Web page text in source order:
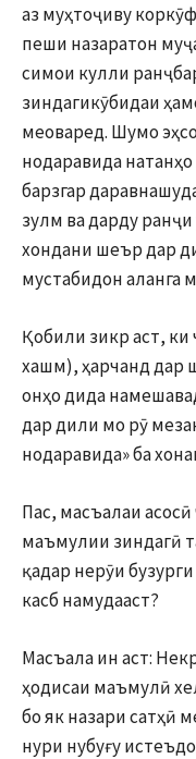
аз муҳтоҷиву
пеши назаратон
симои кулли
зиндагикӯбидаи
меоваред. Шумо
нодаравида
барзгар
зулм ва дарду
хондани шеър дар
мустабидон аланга
Қобили зикр аст, ки
хашм), ҳарчанд дар
онҳо дида
дар дили мо рӯ
нодаравида» ба
Пас, масъалаи
маъмулии зиндагӣ
қадар нерӯи
касб намудааст?
Масъала ин аст:
ҳодисаи маъмулӣ
бо як назари сатҳӣ
нури нубуғу